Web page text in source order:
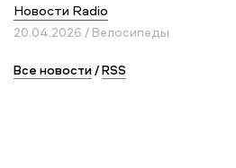
Новости Radio
20.04.2026 / Велосипеды
Все новости/RSS